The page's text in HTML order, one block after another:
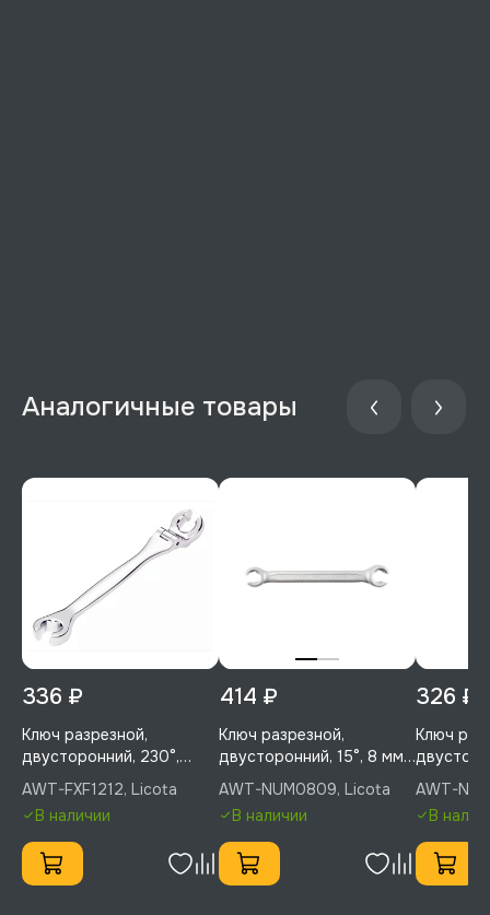
Аналогичные товары
336 ₽
Ключ разрезной,
двусторонний, 230°,
шарнирный, 12х12 мм,
Licota, AWT-FXF1212
AWT-FXF1212, Licota
В наличии
414 ₽
Ключ разрезной,
двусторонний, 15°, 8 мм,
9 мм, Licota, AWT-
NUM0809
AWT-NUM0809, Licota
В наличии
326 ₽
Ключ
8 мм,
NUM0608
AWT-
В